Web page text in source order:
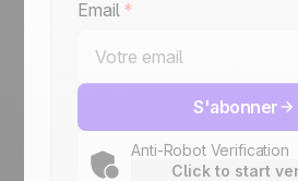
Email *
S'abonner
Anti-Robot Verification
Click to start